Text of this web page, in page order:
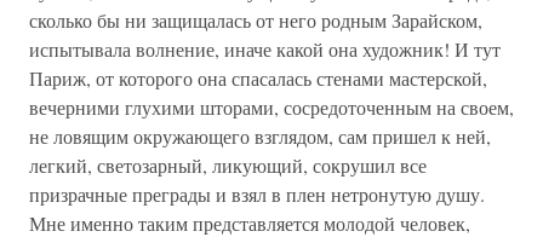
сколько бы ни защищалась от него родным Зарайском,
испытывала волнение, иначе какой она художник! И тут
Париж, от которого она спасалась стенами мастерской,
вечерними глухими шторами, сосредоточенным на своем,
не ловящим окружающего взглядом, сам пришел к ней,
легкий, светозарный, ликующий, сокрушил все
призрачные преграды и взял в плен нетронутую душу.
Мне именно таким представляется молодой человек,